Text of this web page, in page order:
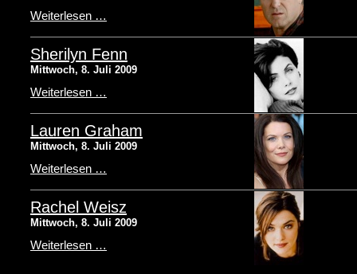
Weiterlesen …
Sherilyn Fenn
Mittwoch, 8. Juli 2009
Weiterlesen …
Lauren Graham
Mittwoch, 8. Juli 2009
Weiterlesen …
Rachel Weisz
Mittwoch, 8. Juli 2009
Weiterlesen …